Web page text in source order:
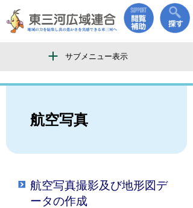
サブメニュー表示
航空写真
航空写真撮影及び地形図デ
ータの作成